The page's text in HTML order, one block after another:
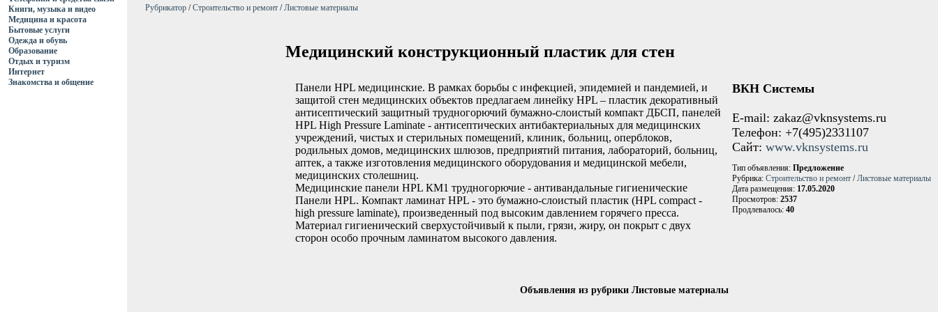
Книги, музыка и видео
Медицина и красота
Бытовые услуги
Одежда и обувь
Образование
Отдых и туризм
Интернет
Знакомства и общение
Рубрикатор /Строительство и ремонт /Листовые материалы
Медицинский конструкционный пластик для стен
Панели HPL медицинские. В рамках борьбы с инфекцией, эпидемией и пандемией, и
защитой стен медицинских объектов предлагаем линейку HPL – пластик декоративный
антисептический защитный трудногорючий бумажно-слоистый компакт ДБСП, панелей
HPL High Pressure Laminate - антисептических антибактериальных для медицинских
учреждений, чистых и стерильных помещений, клиник, больниц, оперблоков,
родильных домов, медицинских шлюзов, предприятий питания, лабораторий, больниц,
аптек, а также изготовления медицинского оборудования и медицинской мебели,
медицинских столешниц.
Медицинские панели HPL КМ1 трудногорючие - антивандальные гигиенические
Панели HPL. Компакт ламинат HPL - это бумажно-слоистый пластик (HPL compact -
high pressure laminate), произведенный под высоким давлением горячего пресса.
Материал гигиенический сверхустойчивый к пыли, грязи, жиру, он покрыт с двух
сторон особо прочным ламинатом высокого давления.
ВКН Системы
E-mail: zakaz@vknsystems.ru
Телефон: +7(495)2331107
Сайт: www.vknsystems.ru
Тип объявления: Предложение
Рубрика: Строительство и ремонт /Листовые материалы
Дата размещения: 17.05.2020
Просмотров: 2537
Продлевалось: 40
Объявления из рубрики Листовые материалы